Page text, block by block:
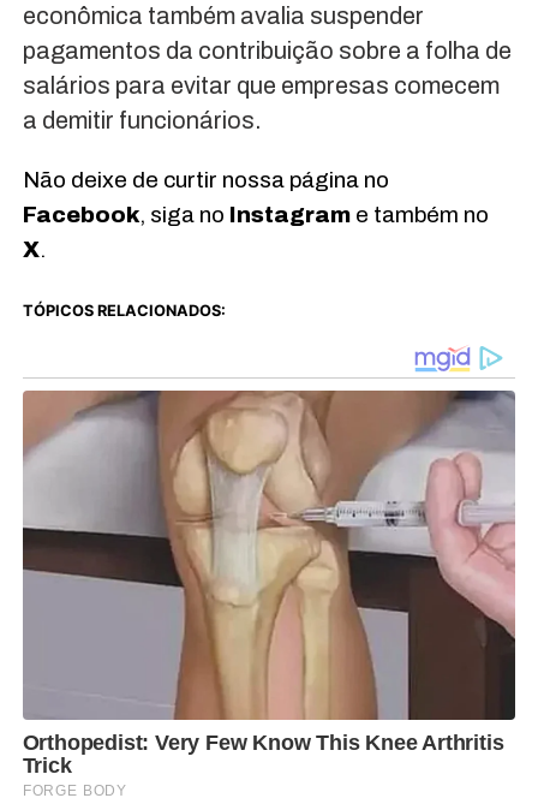
econômica também avalia suspender
pagamentos da contribuição sobre a folha de
salários para evitar que empresas comecem
a demitir funcionários.
Não deixe de curtir nossa página no
Facebook, siga no Instagrame também no
X.
TÓPICOS RELACIONADOS: